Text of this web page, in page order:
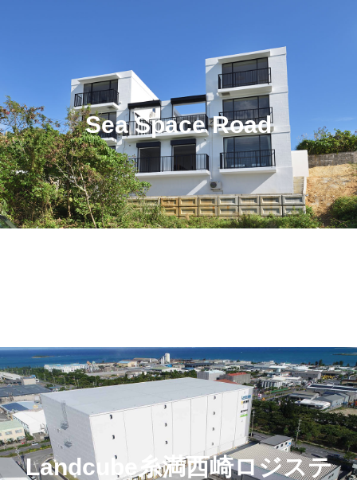
Sea Space Road
Landcube糸満西崎ロジステ